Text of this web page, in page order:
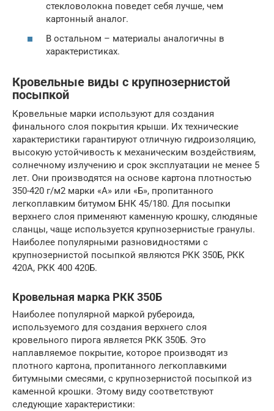
стекловолокна поведет себя лучше, чем
картонный аналог.
В остальном – материалы аналогичны в
характеристиках.
Кровельные виды с крупнозернистой
посыпкой
Кровельные марки используют для создания
финального слоя покрытия крыши. Их технические
характеристики гарантируют отличную гидроизоляцию,
высокую устойчивость к механическим воздействиям,
солнечному излучению и срок эксплуатации не менее 5
лет. Они производятся на основе картона плотностью
350-420 г/м2 марки «А» или «Б», пропитанного
легкоплавким битумом БНК 45/180. Для посыпки
верхнего слоя применяют каменную крошку, слюдяные
сланцы, чаще используется крупнозернистые гранулы.
Наиболее популярными разновидностями с
крупнозернистой посыпкой являются РКК 350Б, РКК
420А, РКК 400 420Б.
Кровельная марка РКК 350Б
Наиболее популярной маркой рубероида,
используемого для создания верхнего слоя
кровельного пирога является РКК 350Б. Это
наплавляемое покрытие, которое производят из
плотного картона, пропитанного легкоплавкими
битумными смесями, с крупнозернистой посыпкой из
каменной крошки. Этому виду соответствуют
следующие характеристики: